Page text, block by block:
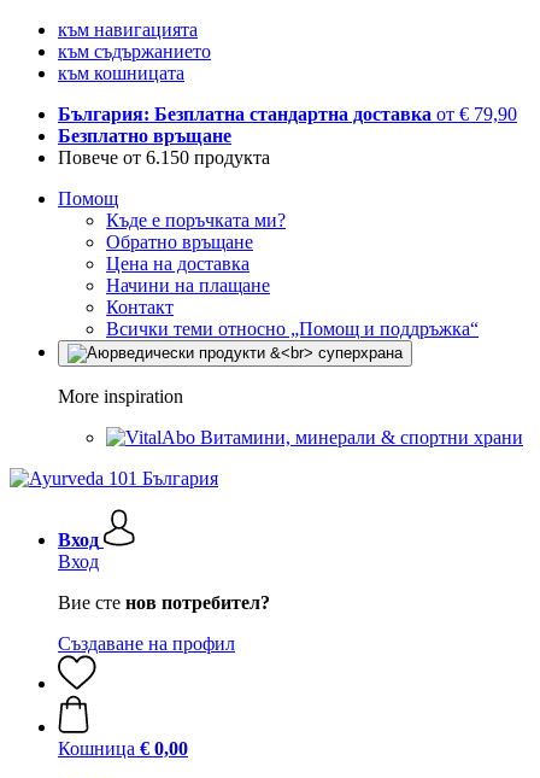
към навигацията
към съдържанието
към кошницата
България: Безплатна стандартна доставка от € 79,90
Безплатно връщане
Повече от 6.150 продукта
Помощ
Къде е поръчката ми?
Обратно връщане
Цена на доставка
Начини на плащане
Контакт
Всички теми относно „Помощ и поддръжка“
More inspiration
Витамини, минерали & спортни храни
Вход
Вход
Вие сте нов потребител?
Създаване на профил
Кошница € 0,00